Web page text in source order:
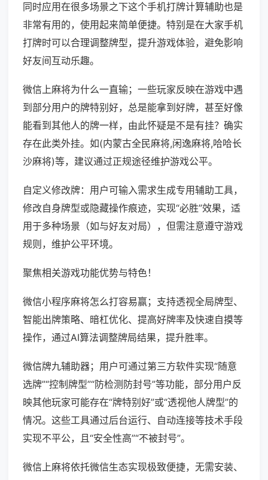
同时应用在很多场景之下这个手机打牌计算辅助也是
非常有用的，使用起来简单便捷。特别是在大家手机
打牌时可以合理调整牌型，提升游戏体验，避免影响
好友间互动乐趣。
微信上麻将为什么一直输；一些玩家反映在游戏中遇
到部分用户的牌特别好，总是能拿到好牌，甚至好像
能看到其他人的牌一样，由此怀疑是不是有挂？确实
存在此类外挂。如(内蒙古全民麻将,闲逸麻将,哈哈长
沙麻将)等，建议通过正规途径维护游戏公平。
自定义修改牌：用户可输入需求生成专用辅助工具，
修改自身牌型或隐藏操作痕迹，实现“必胜”效果，适
用于多种场景（如与好友对局），但需注意遵守游戏
规则，维护公平环境。
聚焦相关游戏功能优势与特色！
微信小程序麻将怎么打容易赢；支持透视全局牌型、
智能出牌策略、暗杠优化、提高好牌率及快速自摸等
操作，通过AI算法调整牌局结果，提升胜率。
微信牌九辅助器；用户可通过第三方软件实现“随意
选牌”“控制牌型”“防检测防封号”等功能，部分用户反
映其他玩家可能存在“牌特别好”或“透视他人牌型”的
情况。这些工具通过后台运行、自动连接等技术手段
实现不平公，且“安全性高”“不被封号”。
微信上麻将依托微信生态实现极致便捷，无需安装、